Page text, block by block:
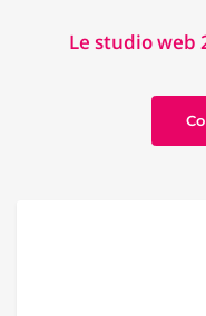
Le studio web